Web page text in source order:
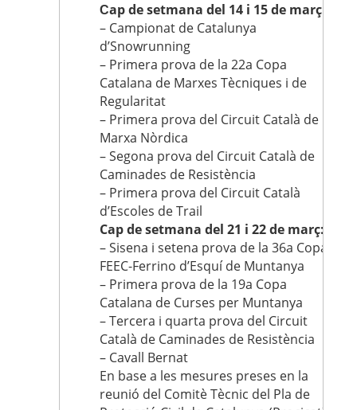
Cap de setmana del 14 i 15 de març:
– Campionat de Catalunya
d’Snowrunning
– Primera prova de la 22a Copa
Catalana de Marxes Tècniques i de
Regularitat
– Primera prova del Circuit Català de
Marxa Nòrdica
– Segona prova del Circuit Català de
Caminades de Resistència
– Primera prova del Circuit Català
d’Escoles de Trail
Cap de setmana del 21 i 22 de març:
– Sisena i setena prova de la 36a Copa
FEEC-Ferrino d’Esquí de Muntanya
– Primera prova de la 19a Copa
Catalana de Curses per Muntanya
– Tercera i quarta prova del Circuit
Català de Caminades de Resistència
– Cavall Bernat
En base a les mesures preses en la
reunió del Comitè Tècnic del Pla de